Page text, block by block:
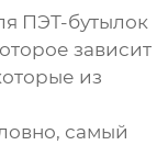
ПЭТ-бутылок
зависит
из
самый